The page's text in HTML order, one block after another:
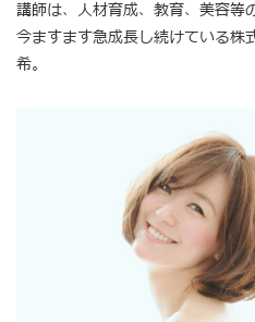
講師は、人材育成、教育、美容等
今ますます急成長し続けている株
希。